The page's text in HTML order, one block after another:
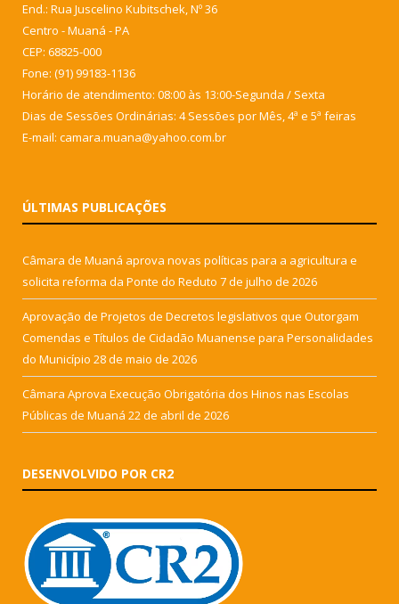
End.: Rua Juscelino Kubitschek, Nº 36
Centro - Muaná - PA
CEP: 68825-000
Fone: (91) 99183-1136
Horário de atendimento: 08:00 às 13:00-Segunda / Sexta
Dias de Sessões Ordinárias: 4 Sessões por Mês, 4ª e 5ª feiras
E-mail: camara.muana@yahoo.com.br
ÚLTIMAS PUBLICAÇÕES
Câmara de Muaná aprova novas políticas para a agricultura e
solicita reforma da Ponte do Reduto 7 de julho de 2026
Aprovação de Projetos de Decretos legislativos que Outorgam
Comendas e Títulos de Cidadão Muanense para Personalidades
do Município 28 de maio de 2026
Câmara Aprova Execução Obrigatória dos Hinos nas Escolas
Públicas de Muaná 22 de abril de 2026
DESENVOLVIDO POR CR2